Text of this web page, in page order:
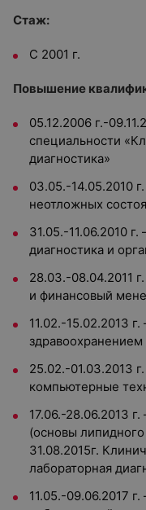
Стаж:
С 2001 г.
Повышение
05.12.2006 г.-
специальности
диагностика»
03.05.-14.05.2010
неотложных
31.05.-11.06.2010
диагностика и
28.03.-08.04.2011
и финансовый
11.02.-15.02.2013
25.02.-01.03.2013
компьютерные
17.06.-28.06.2013
(основы
31.08.2015г.
лабораторная
11.05.-09.06.2017